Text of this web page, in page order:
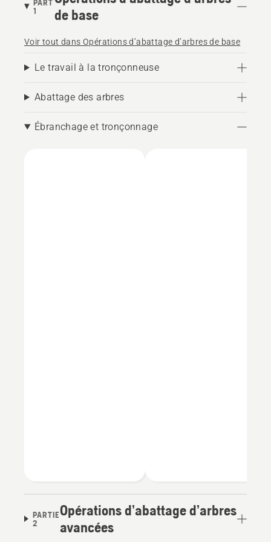
PART
1
de base
Voir tout dans Opérations d’abattage d’arbres de base
Le travail à la tronçonneuse
Abattage des arbres
Ébranchage et tronçonnage
PARTIE
2
Opérations d’abattage d’arbres
avancées